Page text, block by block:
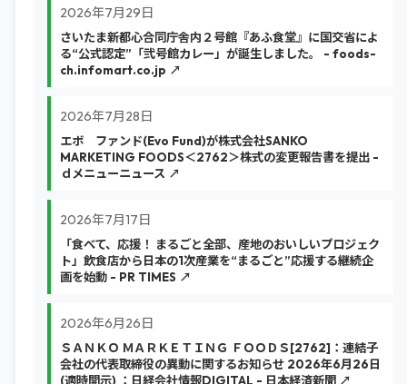
2026年7月29日
さいたま新都心合同庁舎内２号館『あふ食堂』に国交省によ
る“公式認定”「弐号館カレー」が誕生しました。 - foods-
ch.infomart.co.jp ↗
2026年7月28日
エボ ファンド(Evo Fund)が株式会社SANKO
MARKETING FOODS＜2762＞株式の変更報告書を提出 -
ｄメニューニュース ↗
2026年7月17日
「食べて、応援！ まるごと全部、産地のおいしいプロジェク
ト」飲食店から日本の1次産業を“まるごと”応援する継続企
画を始動 - PR TIMES ↗
2026年6月26日
ＳＡＮＫＯ ＭＡＲＫＥＴＩＮＧ ＦＯＯＤＳ[2762]：連結子
会社の代表取締役の異動に関するお知らせ 2026年6月26日
(適時開示) ：日経会社情報DIGITAL - 日本経済新聞 ↗